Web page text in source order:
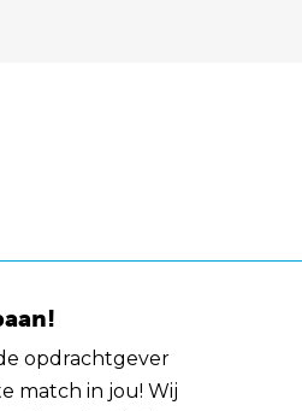
opdrachtgever
match in jou! Wij